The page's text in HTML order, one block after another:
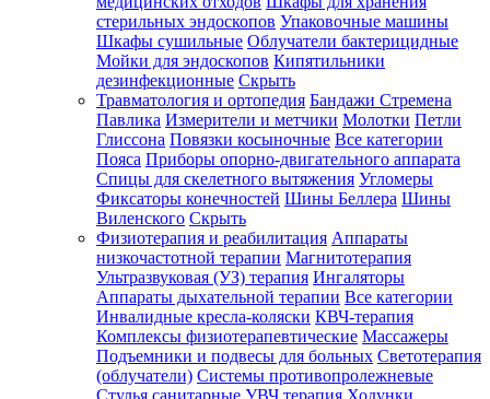
стерильных эндоскопов Упаковочные машины
Шкафы сушильные Облучатели бактерицидные
Мойки для эндоскопов Кипятильники
дезинфекционные Скрыть
Травматология и ортопедия Бандажи Стремена
Павлика Измерители и метчики Молотки Петли
Глиссона Повязки косыночные Все категории
Пояса Приборы опорно-двигательного аппарата
Спицы для скелетного вытяжения Угломеры
Фиксаторы конечностей Шины Беллера Шины
Виленского Скрыть
Физиотерапия и реабилитация Аппараты
низкочастотной терапии Магнитотерапия
Ультразвуковая (УЗ) терапия Ингаляторы
Аппараты дыхательной терапии Все категории
Инвалидные кресла-коляски КВЧ-терапия
Комплексы физиотерапевтические Массажеры
Подъемники и подвесы для больных Светотерапия
(облучатели) Системы противопролежневые
Стулья санитарные УВЧ терапия Ходунки